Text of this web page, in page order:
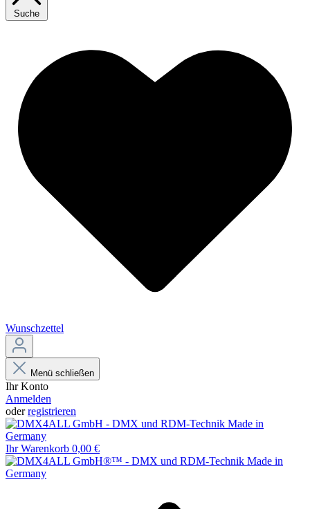
Suche
Wunschzettel
Menü schließen
Ihr Konto
Anmelden
oderregistrieren
Ihr Warenkorb 0,00 €